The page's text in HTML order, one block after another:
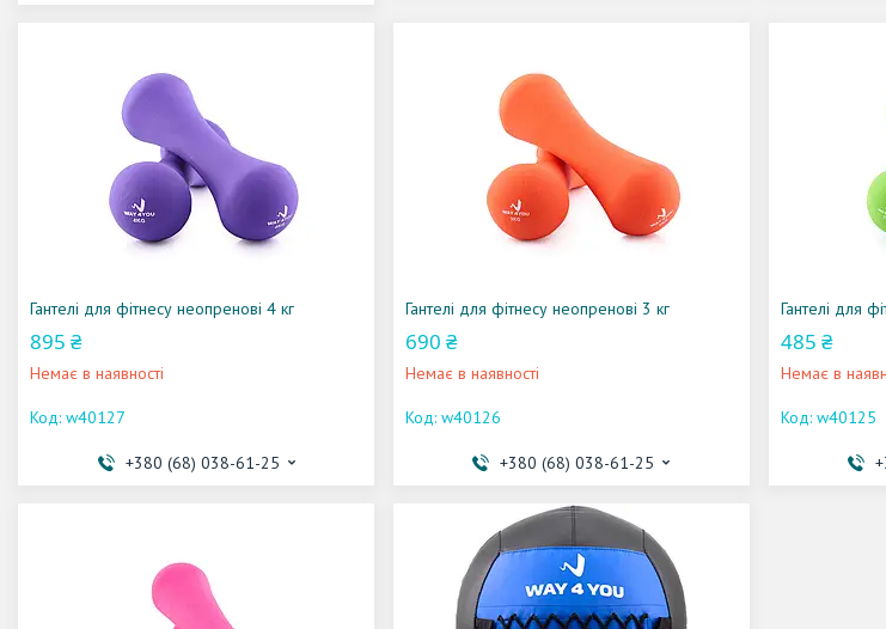
Гантелі для фітнесу неопренові 4 кг
895 ₴
Немає в наявності
w40127
+380 (68) 038-61-25
Гантелі для фітнесу неопренові 3 кг
690 ₴
Немає в наявності
w40126
+380 (68) 038-61-25
Гантелі для
485 ₴
Немає в
w40125